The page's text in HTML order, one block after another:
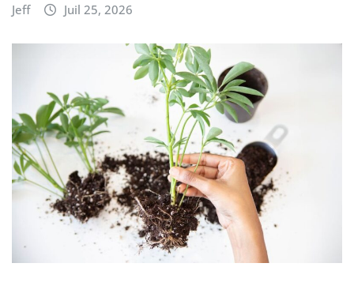
Jeff Juil 25, 2026